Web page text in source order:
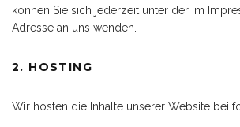
können Sie sich jederzeit unter der im
Adresse an uns wenden.
2. HOSTING
Wir hosten die Inhalte unserer Website bei